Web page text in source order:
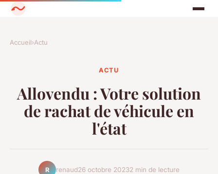
Accueil›Actu
ACTU
Allovendu : Votre solution
de rachat de véhicule en
l'état
R renaud26 octobre 20232 min de lecture